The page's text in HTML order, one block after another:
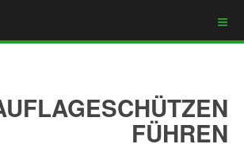
FÜHREN